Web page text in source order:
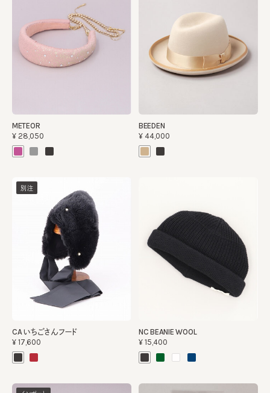
METEOR
¥28,050
BEEDEN
¥44,000
別注
CA いちごさんフード
¥17,600
NC BEANIE WOOL
¥15,400